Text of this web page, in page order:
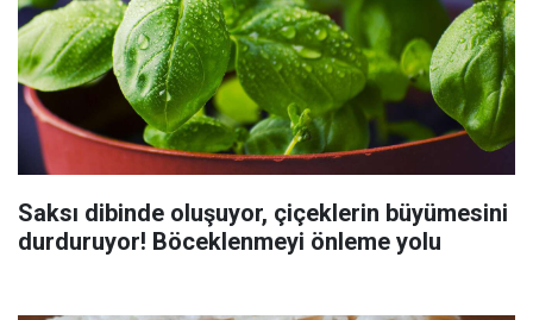
Saksı dibinde oluşuyor, çiçeklerin büyümesini
durduruyor! Böceklenmeyi önleme yolu